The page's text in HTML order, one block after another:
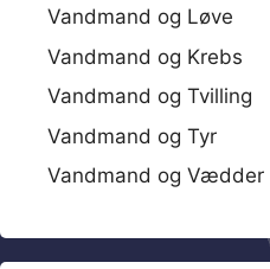
Vandmand og Løve
Vandmand og Krebs
Vandmand og Tvilling
Vandmand og Tyr
Vandmand og Vædder